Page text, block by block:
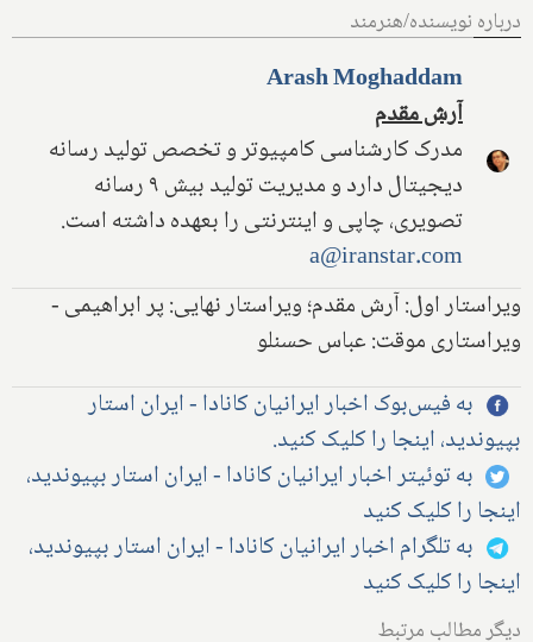
درباره نویسنده/هنرمند
Arash Moghaddam
آرش مقدم
مدرک کارشناسی کامپیوتر و تخصص تولید رسانه
دیجیتال دارد و مدیریت تولید بیش ۹ رسانه
تصویری، چاپی و اینترنتی را بعهده داشته است.
a@iranstar.com
ویراستار اول: آرش مقدم؛ ویراستار نهایی: پر ابراهیمی -
ویراستاری موقت: عباس حسنلو
به فیس‌بوک اخبار ایرانیان کانادا - ایران استار
بپیوندید، اینجا را کلیک کنید.
به توئیتر اخبار ایرانیان کانادا - ایران استار بپیوندید،
اینجا را کلیک کنید
به تلگرام اخبار ایرانیان کانادا - ایران استار بپیوندید،
اینجا را کلیک کنید
دیگر مطالب مرتبط